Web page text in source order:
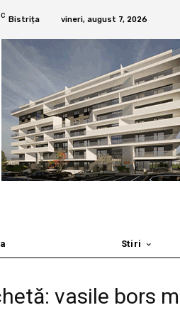
C Bistrița vineri, august 7, 2026
Stiri
vasile bors